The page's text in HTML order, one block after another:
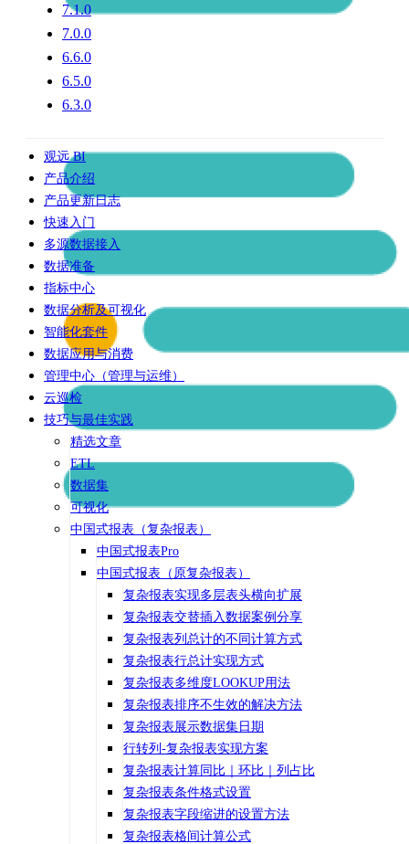
7.1.0
7.0.0
6.6.0
6.5.0
6.3.0
观远 BI
产品介绍
产品更新日志
快速入门
多源数据接入
数据准备
指标中心
数据分析及可视化
智能化套件
数据应用与消费
管理中心（管理与运维）
云巡检
技巧与最佳实践
精选文章
ETL
数据集
可视化
中国式报表（复杂报表）
中国式报表Pro
中国式报表（原复杂报表）
复杂报表实现多层表头横向扩展
复杂报表交替插入数据案例分享
复杂报表列总计的不同计算方式
复杂报表行总计实现方式
复杂报表多维度LOOKUP用法
复杂报表排序不生效的解决方法
复杂报表展示数据集日期
行转列-复杂报表实现方案
复杂报表计算同比｜环比｜列占比
复杂报表条件格式设置
复杂报表字段缩进的设置方法
复杂报表格间计算公式